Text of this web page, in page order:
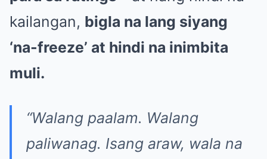
kailangan, bigla na lang siyang
‘na-freeze’ at hindi na inimbita
muli.
“Walang paalam. Walang
paliwanag. Isang araw, wala na